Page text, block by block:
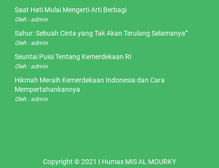
Saat Hati Mulai Mengerti Arti Berbagi
Oleh : admin
Sahur: Sebuah Cinta yang Tak Akan Terulang Selamanya”
Oleh : admin
Seuntai Puisi Tentang Kemerdekaan RI
Oleh : admin
Hikmah Meraih Kemerdekaan Indonesia dan Cara
Mempertahankannya
Oleh : admin
Copyright © 2021 I Humas MIS AL MOURKY